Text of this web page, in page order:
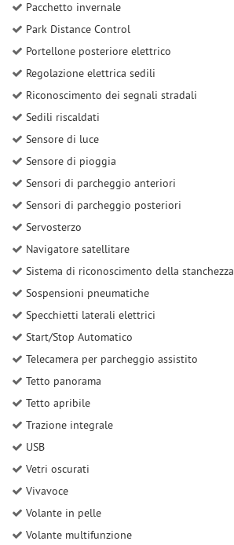
Pacchetto invernale
Park Distance Control
Portellone posteriore elettrico
Regolazione elettrica sedili
Riconoscimento dei segnali stradali
Sedili riscaldati
Sensore di luce
Sensore di pioggia
Sensori di parcheggio anteriori
Sensori di parcheggio posteriori
Servosterzo
Navigatore satellitare
Sistema di riconoscimento della stanchezza
Sospensioni pneumatiche
Specchietti laterali elettrici
Start/Stop Automatico
Telecamera per parcheggio assistito
Tetto panorama
Tetto apribile
Trazione integrale
USB
Vetri oscurati
Vivavoce
Volante in pelle
Volante multifunzione